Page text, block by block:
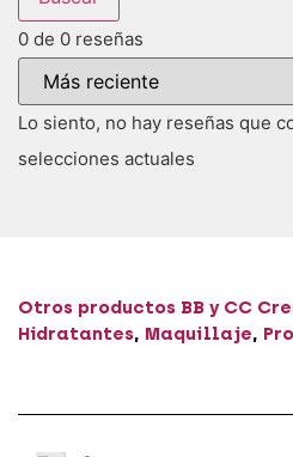
0 de 0 reseñas
Lo siento, no hay reseñas que
selecciones actuales
Otros productos BB y CC
Hidratantes, Maquillaje,